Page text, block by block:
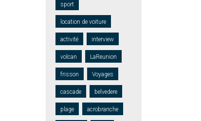
sport
location de voiture
activité interview
volcan LaReunion
frisson Voyages
cascade belvedere
plage acrobranche